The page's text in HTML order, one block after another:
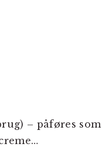
– påføres som